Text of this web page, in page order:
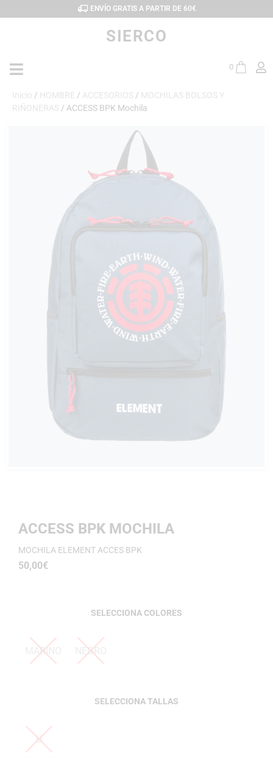
ENVÍO GRATIS A PARTIR DE 60€
SIERCO
0
Inicio / HOMBRE / ACCESORIOS / MOCHILAS BOLSOS Y
RIÑONERAS / ACCESS BPK Mochila
ACCESS BPK MOCHILA
MOCHILA ELEMENT ACCES BPK
50,00€
COLORES
MARINO NEGRO
TALLAS
U